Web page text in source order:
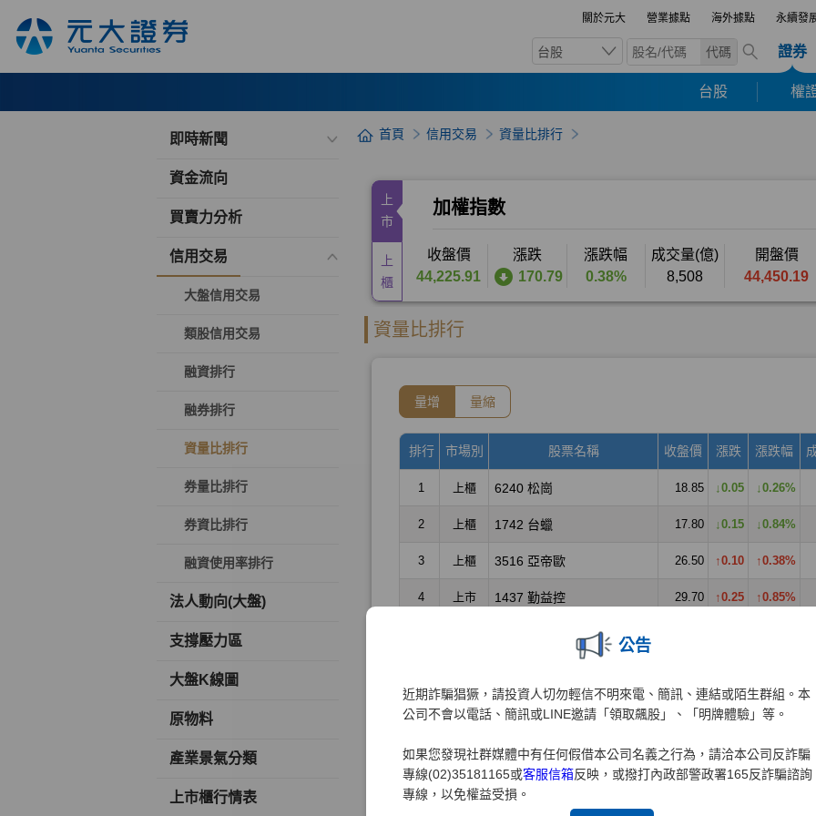
關於元大 營業據點 海外據點 永續發
台股 代碼 證券
台股 權
公告
近期詐騙猖獗，請投資人切勿輕信不明來電、簡訊、連結或陌生群組。本
公司不會以電話、簡訊或LINE邀請「領取飆股」、「明牌體驗」等。
如果您發現社群媒體中有任何假借本公司名義之行為，請洽本公司反詐騙
專線(02)35181165或客服信箱反映，或撥打內政部警政署165反詐騙諮詢
專線，以免權益受損。
即時新聞
資金流向
買賣力分析
信用交易
大盤信用交易
類股信用交易
融資排行
融券排行
資量比排行
券量比排行
券資比排行
融資使用率排行
法人動向(大盤)
支撐壓力區
大盤K線圖
原物料
產業景氣分類
上市櫃行情表
首頁 信用交易 資量比排行